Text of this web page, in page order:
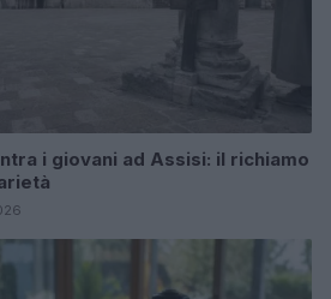
i giovani ad Assisi: il richiamo